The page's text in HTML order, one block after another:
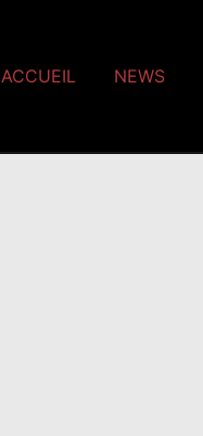
ACCUEIL NEWS